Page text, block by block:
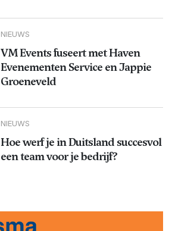
NIEUWS
VM Events fuseert met Haven
Evenementen Service en Jappie
Groeneveld
NIEUWS
Hoe werf je in Duitsland succesvol
een team voor je bedrijf?